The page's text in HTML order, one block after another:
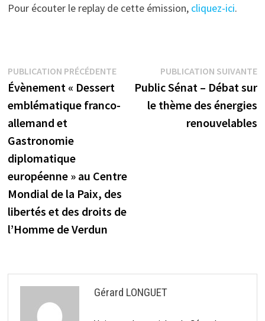
Pour écouter le replay de cette émission, cliquez-ici.
Navigation
de
l’article
PUBLICATION PRÉCÉDENTEPublication
précédente :
Évènement « Dessert
emblématique franco-
allemand et
Gastronomie
diplomatique
européenne » au Centre
Mondial de la Paix, des
libertés et des droits de
l’Homme de Verdun
PUBLICATION SUIVANTE
Public Sénat – Débat sur
le thème des énergies
renouvelables
Gérard LONGUET